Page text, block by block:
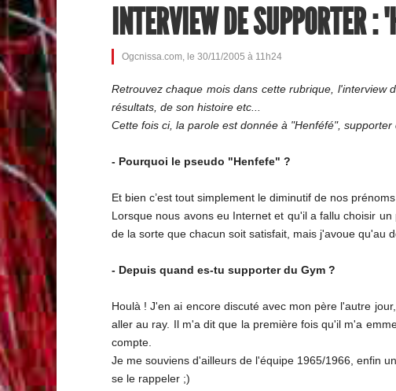
INTERVIEW DE SUPPORTER :
Ogcnissa.com, le 30/11/2005 à 11h24
Retrouvez chaque mois dans cette rubrique,
résultats, de son histoire etc...
Cette fois ci, la parole est donnée à "Henféfé", supporter
- Pourquoi le pseudo "Henfefe" ?
Et bien c’est tout simplement le diminutif de nos
Lorsque nous avons eu Internet et qu'il a fallu choisir
de la sorte que chacun soit satisfait, mais j'avoue qu'au
- Depuis quand es-tu supporter du Gym ?
Houlà ! J'en ai encore discuté avec mon père l'autre
aller au ray. Il m'a dit que la première fois qu'il m'a
compte.
Je me souviens d'ailleurs de l'équipe 1965/1966, enfin
se le rappeler ;)